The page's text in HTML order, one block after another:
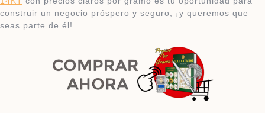
construir un negocio próspero y seguro, ¡y queremos que
seas parte de él!